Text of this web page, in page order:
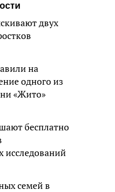
двух
на
одного из
«Жито»
бесплатно
исследований
семей в